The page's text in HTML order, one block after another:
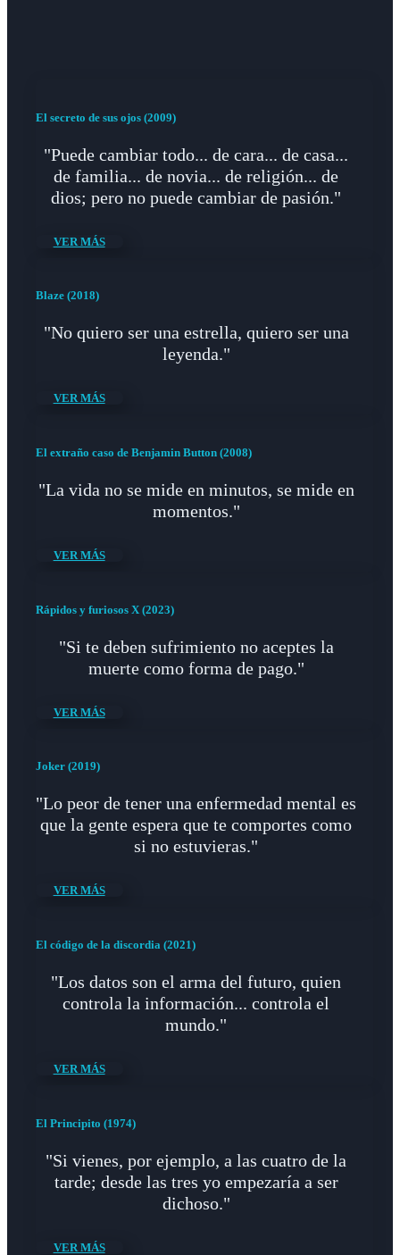
El secreto de sus ojos (2009)
"Puede cambiar todo... de cara... de casa...
de familia... de novia... de religión... de
dios; pero no puede cambiar de pasión."
VER MÁS
Blaze (2018)
"No quiero ser una estrella, quiero ser una
leyenda."
VER MÁS
El extraño caso de Benjamin Button (2008)
"La vida no se mide en minutos, se mide en
momentos."
VER MÁS
Rápidos y furiosos X (2023)
"Si te deben sufrimiento no aceptes la
muerte como forma de pago."
VER MÁS
Joker (2019)
"Lo peor de tener una enfermedad mental es
que la gente espera que te comportes como
si no estuvieras."
VER MÁS
El código de la discordia (2021)
"Los datos son el arma del futuro, quien
controla la información... controla el
mundo."
VER MÁS
El Principito (1974)
"Si vienes, por ejemplo, a las cuatro de la
tarde; desde las tres yo empezaría a ser
dichoso."
VER MÁS